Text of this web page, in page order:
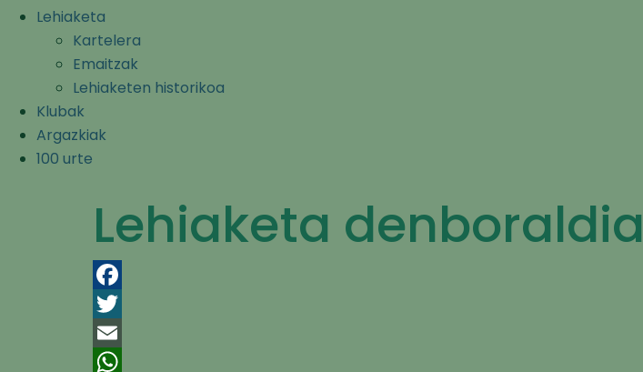
Lehiaketa
Kartelera
Emaitzak
Lehiaketen historikoa
Klubak
Argazkiak
100 urte
Lehiaketa denboraldia
Facebook
Twitter
Email